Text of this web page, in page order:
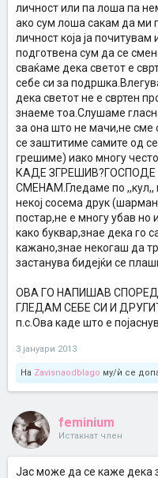
личност или па лоша па
ако сум лоша сакам да ми
личност која ја
подготвена сум да се
сваќаме дека светот е
себе си за
дека светот не е свртен
знаеме тоа.Слушаме
за она што не мачи,не сме
се заштитиме самите од
грешиме) иако многу
КАДЕ
СМЕНАМ.Гледаме по
некој сосема друк
постар,не е многу убав но
како буквар,знае дека го
кажано,знае некогаш да
застанува бидејќи се
ОВА ГО НАПИШАВ СПОРЕД
ГЛЕДАМ СЕБЕ СИ И
п.с.Ова каде што е
3 јануари 2013
На Zavisnaodblago му/ѝ се
feminium
Истакнат член
Јас може да се каже дека